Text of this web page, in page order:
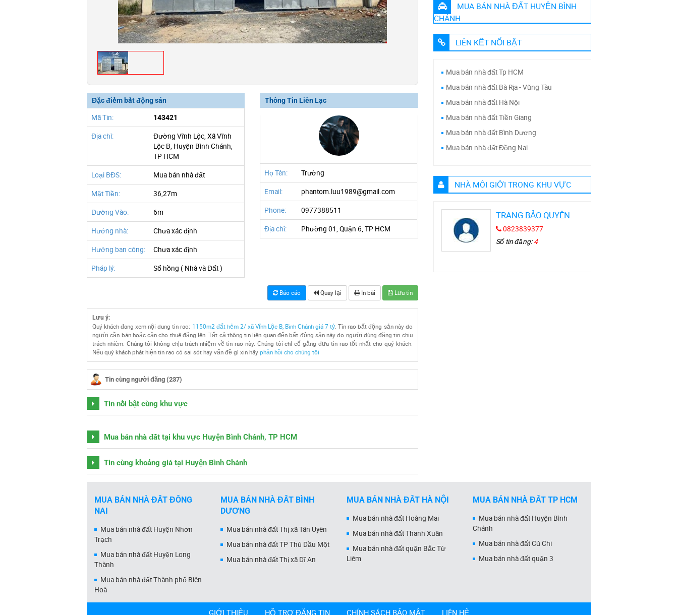
Đặc điểm bất động sản
Mã Tin: 143421
Địa chỉ:
Đường Vĩnh Lộc, Xã Vĩnh
Lộc B, Huyện Bình Chánh,
TP HCM
Loại BĐS: Mua bán nhà đất
Mặt Tiền: 36,27m
Đường Vào: 6m
Hướng nhà: Chưa xác định
Hướng ban công: Chưa xác định
Pháp lý: Sổ hồng ( Nhà và Đất )
Thông Tin Liên Lạc
Họ Tên: Trường
Email: phantom.luu1989@gmail.com
Phone: 0977388511
Địa chỉ: Phường 01, Quận 6, TP HCM
Báo cáo Quay lại In bài Lưu tin
Lưu ý:
Quý khách đang xem nội dung tin rao: 1150m2 đất hẻm 2/ xã Vĩnh Lộc B, Bình Chánh giá 7 tỷ. Tin rao bất động sản này do
người cần bán hoặc cần cho thuê đăng lên. Tất cả thông tin liên quan đến bất động sản này do người dùng đăng tin chịu
trách nhiêm. Chúng tôi không chịu trách nhiệm về tin rao này. Chúng tôi chỉ cố gắng đưa tin rao tốt nhất cho quý khách.
Nếu quý khách phát hiện tin rao có sai sót hay vấn đề gì xin hãy phản hồi cho chúng tôi
Tin cùng người đăng (237)
Tin nổi bật cùng khu vực
Mua bán nhà đất tại khu vực Huyện Bình Chánh, TP HCM
Tin cùng khoảng giá tại Huyện Bình Chánh
MUA BÁN NHÀ ĐẤT HUYỆN BÌNH
CHÁNH
LIÊN KẾT NỔI BẬT
Mua bán nhà đất Tp HCM
Mua bán nhà đất Bà Rịa - Vũng Tàu
Mua bán nhà đất Hà Nội
Mua bán nhà đất Tiền Giang
Mua bán nhà đất Bình Dương
Mua bán nhà đất Đồng Nai
NHÀ MÔI GIỚI TRONG KHU VỰC
TRANG BẢO QUYÊN
0823839377
Số tin đăng:4
MUA BÁN NHÀ ĐẤT ĐỒNG
NAI
Mua bán nhà đất Huyện Nhơn
Trạch
Mua bán nhà đất Huyện Long
Thành
Mua bán nhà đất Thành phố Biên
Hoà
MUA BÁN NHÀ ĐẤT BÌNH
DƯƠNG
Mua bán nhà đất Thị xã Tân Uyên
Mua bán nhà đất TP Thủ Dầu Một
Mua bán nhà đất Thị xã Dĩ An
MUA BÁN NHÀ ĐẤT HÀ NỘI
Mua bán nhà đất Hoàng Mai
Mua bán nhà đất Thanh Xuân
Mua bán nhà đất quận Bắc Từ
Liêm
MUA BÁN NHÀ ĐẤT TP HCM
Mua bán nhà đất Huyện Bình
Chánh
Mua bán nhà đất Củ Chi
Mua bán nhà đất quận 3
GIỚI THIỆU HỖ TRỢ ĐĂNG TIN CHÍNH SÁCH BẢO MẬT LIÊN HỆ